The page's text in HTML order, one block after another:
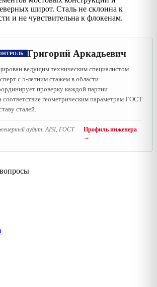
широт. Сталь не склонна к
и не чувствительна к флокенам.
Григорий Аркадьевич
ведущим техническим специалистом
с 5-летним стажем в области
проверку каждой партии
соответствие геометрическим параметрам ГОСТ
сталей.
аудит, AISI, ГОСТ
Профиль инженера
→